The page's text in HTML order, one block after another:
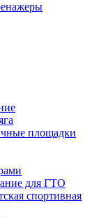
площадки
для ГТО
спортивная